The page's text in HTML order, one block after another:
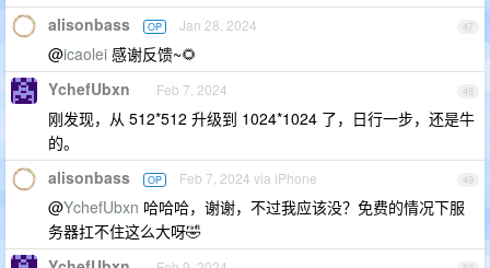
47
alisonbass OP Jan 28, 2024
@icaolei 感谢反馈~🌻
48
YchefUbxn Feb 7, 2024
刚发现，从 512*512 升级到 1024*1024 了，日行一步，还是牛
的。
49
alisonbass OP Feb 7, 2024 via iPhone
@YchefUbxn 哈哈哈，谢谢，不过我应该没？免费的情况下服
务器扛不住这么大呀🤣